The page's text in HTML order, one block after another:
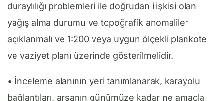
duraylılığı problemleri ile doğrudan ilişkisi olan
yağış alma durumu ve topoğrafik anomaliler
açıklanmalı ve 1:200 veya uygun ölçekli plankote
ve vaziyet planı üzerinde gösterilmelidir.
• İnceleme alanının yeri tanımlanarak, karayolu
bağlantıları, arsanın günümüze kadar ne amaçla